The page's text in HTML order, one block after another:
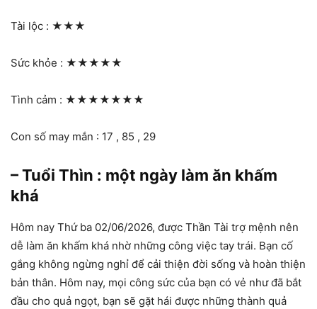
Tài lộc : ★★★
Sức khỏe : ★★★★★
Tình cảm : ★★★★★★★
Con số may mắn : 17 , 85 , 29
– Tuổi Thìn : một ngày làm ăn khấm
khá
Hôm nay Thứ ba 02/06/2026, được Thần Tài trợ mệnh nên
dễ làm ăn khấm khá nhờ những công việc tay trái. Bạn cố
gắng không ngừng nghỉ để cải thiện đời sống và hoàn thiện
bản thân. Hôm nay, mọi công sức của bạn có vẻ như đã bắt
đầu cho quả ngọt, bạn sẽ gặt hái được những thành quả